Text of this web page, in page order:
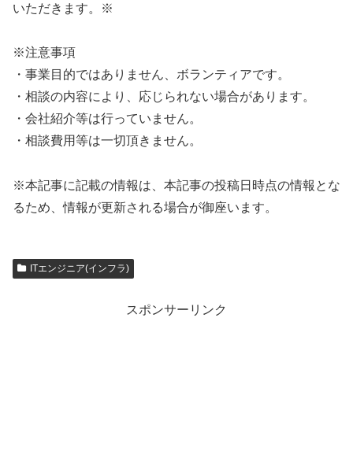
いただきます。※
※注意事項
・事業目的ではありません、ボランティアです。
・相談の内容により、応じられない場合があります。
・会社紹介等は行っていません。
・相談費用等は一切頂きません。
※本記事に記載の情報は、本記事の投稿日時点の情報とな
るため、情報が更新される場合が御座います。
ITエンジニア(インフラ)
スポンサーリンク